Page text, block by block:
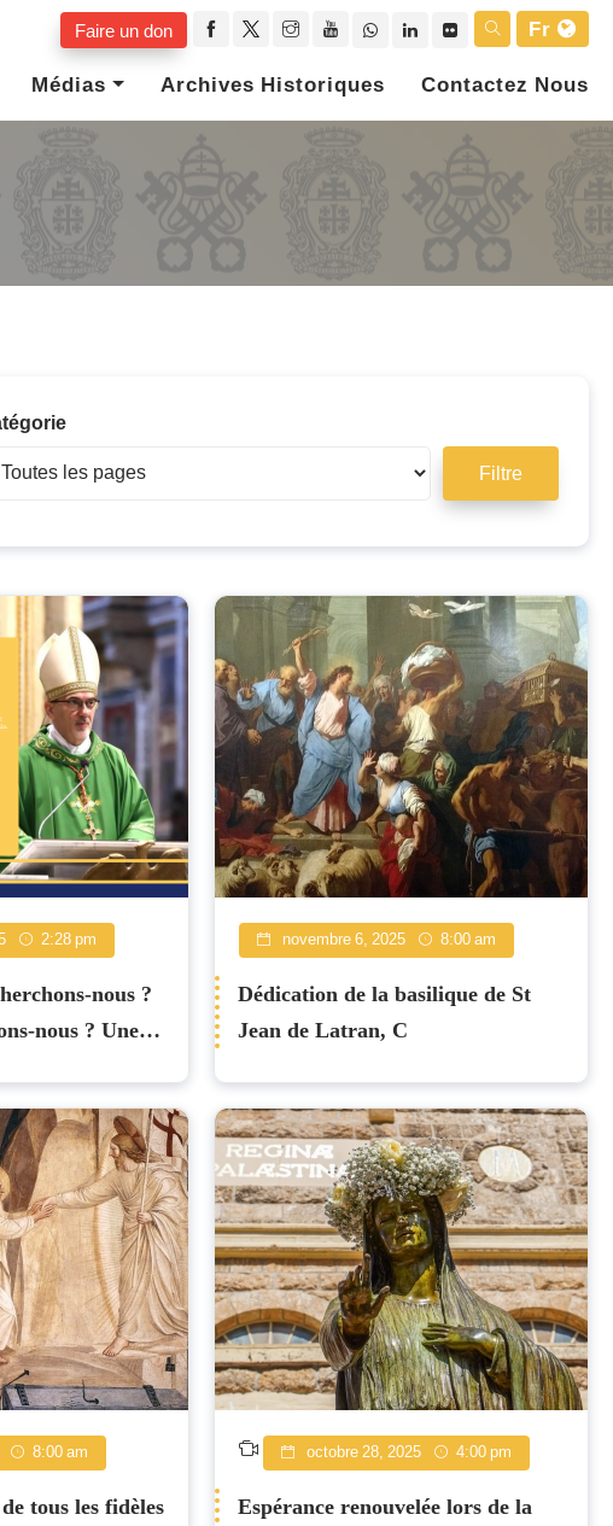
Faire un don
Fr
Médias Archives Historiques Contactez Nous
Filtre
2:28 pm
nous ?
nous ? Une
novembre 6, 2025 8:00 am
Dédication de la basilique de St
Jean de Latran, C
8:00 am
tous les fidèles
octobre 28, 2025 4:00 pm
Espérance renouvelée lors de la